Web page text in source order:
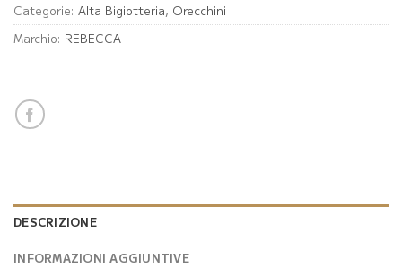
Categorie: Alta Bigiotteria, Orecchini
Marchio: REBECCA
DESCRIZIONE
INFORMAZIONI AGGIUNTIVE